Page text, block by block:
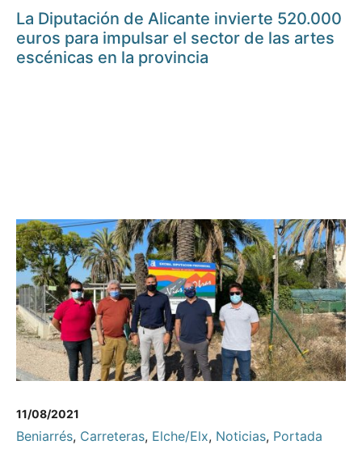
La Diputación de Alicante invierte 520.000
euros para impulsar el sector de las artes
escénicas en la provincia
11/08/2021
Beniarrés, Carreteras, Elche/Elx, Noticias, Portada